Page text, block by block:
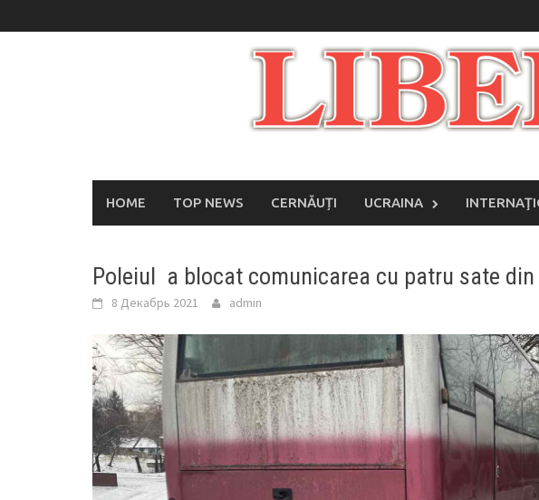
to
HOME TOP NEWS CERNĂUȚI UCRAINA
Poleiul a blocat comunicarea cu patru sate din
8 Декабрь 2021 admin